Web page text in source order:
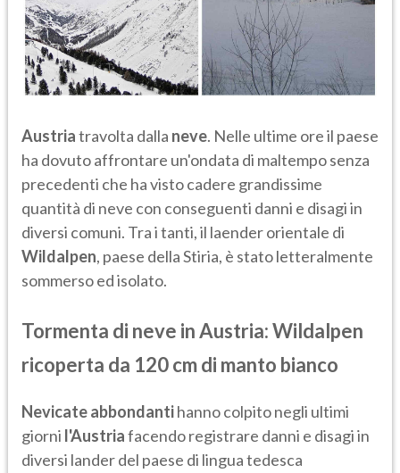
Austriatravolta dalla neve. Nelle ultime ore il paese
ha dovuto affrontare un'ondata di maltempo senza
precedenti che ha visto cadere grandissime
quantità di neve con conseguenti danni e disagi in
diversi comuni. Tra i tanti, il laender orientale di
Wildalpen, paese della Stiria, è stato letteralmente
sommerso ed isolato.
Tormenta di neve in Austria: Wildalpen
ricoperta da 120 cm di manto bianco
Nevicate abbondantihanno colpito negli ultimi
giorni l'Austriafacendo registrare danni e disagi in
diversi lander del paese di lingua tedesca